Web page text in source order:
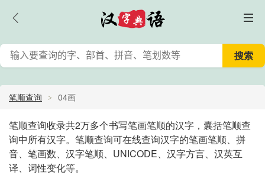
笔顺查询 04画
笔顺查询收录共2万多个书写笔画笔顺的汉字，囊括笔顺查
询中所有汉字。笔顺查询可在线查询汉字的笔画笔顺、拼
音、笔画数、汉字笔顺、UNICODE、汉字方言、汉英互
译、词性变化等。